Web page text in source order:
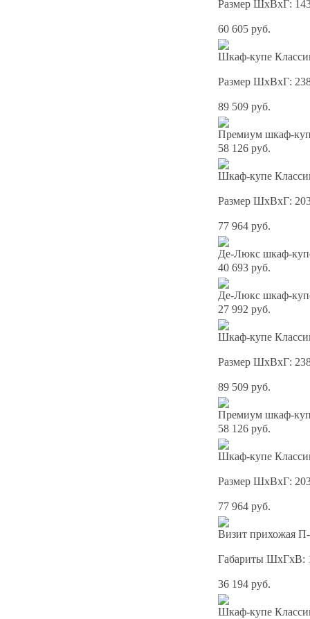
Размер ШхВхГ:
60 605 руб.
Шкаф-купе
Размер ШхВхГ:
89 509 руб.
Премиум шкаф-
58 126 руб.
Шкаф-купе
Размер ШхВхГ:
77 964 руб.
Де-Люкс шкаф-
40 693 руб.
Де-Люкс шкаф-
27 992 руб.
Шкаф-купе
Размер ШхВхГ:
89 509 руб.
Премиум шкаф-
58 126 руб.
Шкаф-купе
Размер ШхВхГ:
77 964 руб.
Визит прихожая
Габариты ШхГхВ:
36 194 руб.
Шкаф-купе